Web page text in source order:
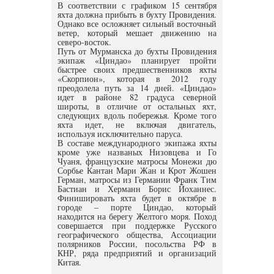
В соответствии с графиком 15 сентября
яхта должна прибыть в бухту Провидения.
Однако все осложняет сильный восточный
ветер, который мешает движению на
северо-восток.
Путь от Мурманска до бухты Провидения
экипаж «Циндао» планирует пройти
быстрее своих предшественников яхты
«Скорпион», которая в 2012 году
преодолела путь за 14 дней. «Циндао»
идет в районе 82 градуса северной
широты, в отличие от остальных яхт,
следующих вдоль побережья. Кроме того
яхта идет, не включая двигатель,
используя исключительно паруса.
В составе международного экипажа яхты
кроме уже названых Низовцева и Го
Чуаня, французские матросы Монежи дю
Сорбье Кантан Мари Жан и Крот Жошен
Герман, матросы из Германии Франк Тим
Бастиан и Херманн Борис Йоханнес.
Финишировать яхта будет в октябре в
городе – порте Циндао, который
находится на берегу Желтого моря. Поход
совершается при поддержке Русского
географического общества, Ассоциации
полярников России, посольства РФ в
КНР, ряда предприятий и организаций
Китая.